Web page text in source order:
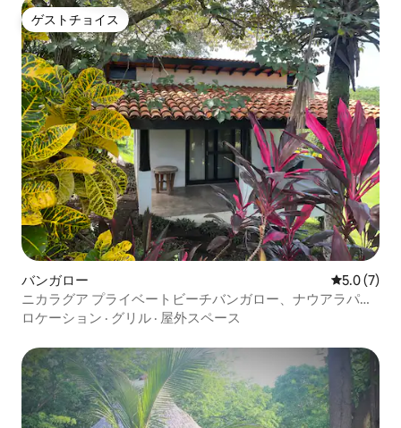
ゲストチョイス
ゲストチョイス
バンガロー レビュー7
5.0 (7)
ニカラグア プライベートビーチバンガロー、ナウアラパビ
ーチ
ロケーション · グリル · 屋外スペース